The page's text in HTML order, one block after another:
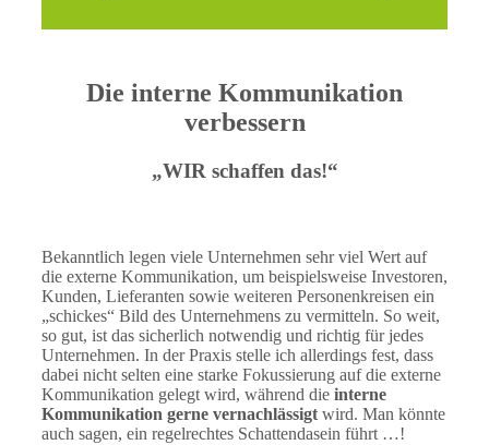
Die interne Kommunikation
verbessern
„WIR schaffen das!“
Bekanntlich legen viele Unternehmen sehr viel Wert auf
die externe Kommunikation, um beispielsweise Investoren,
Kunden, Lieferanten sowie weiteren Personenkreisen ein
„schickes“ Bild des Unternehmens zu vermitteln. So weit,
so gut, ist das sicherlich notwendig und richtig für jedes
Unternehmen. In der Praxis stelle ich allerdings fest, dass
dabei nicht selten eine starke Fokussierung auf die externe
Kommunikation gelegt wird, während die interne
Kommunikation gerne vernachlässigtwird. Man könnte
auch sagen, ein regelrechtes Schattendasein führt …!